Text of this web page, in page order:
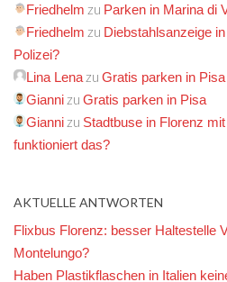
Friedhelm zu Parken in Marina di
Friedhelm zu Diebstahlsanzeige
Polizei?
Lina Lena zu Gratis parken in Pisa
Gianni zu Gratis parken in Pisa
Gianni zu Stadtbuse in Florenz
funktioniert das?
AKTUELLE ANTWORTEN
Flixbus Florenz: besser Haltestelle
Montelungo?
Haben Plastikflaschen in Italien